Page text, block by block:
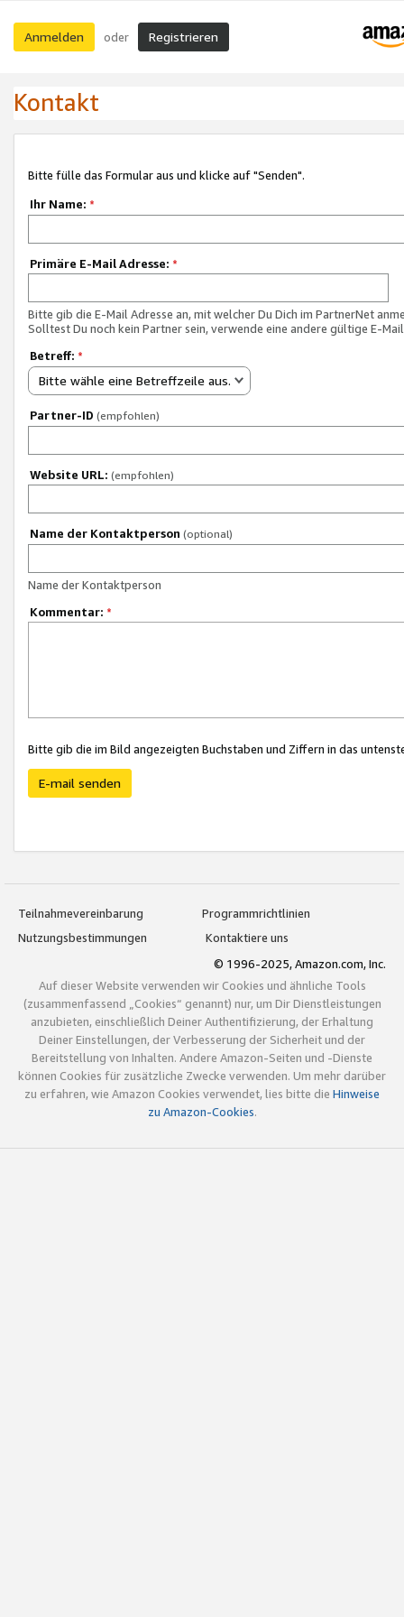
Anmelden oder Registrieren
Kontakt
Bitte fülle das Formular aus und klicke auf "Senden".
Ihr Name: *
Primäre E-Mail Adresse: *
Bitte gib die E-Mail Adresse an, mit welcher Du Dich im PartnerNet
Solltest Du noch kein Partner sein, verwende eine andere gültige E-
Betreff: *
Bitte wähle eine Betreffzeile aus.
Partner-ID (empfohlen)
Website URL: (empfohlen)
Name der Kontaktperson (optional)
Name der Kontaktperson
Kommentar: *
Bitte gib die im Bild angezeigten Buchstaben und Ziffern in das
E-mail senden
Teilnahmevereinbarung
Programmrichtlinien
Nutzungsbestimmungen
Kontaktiere uns
© 1996-2025, Amazon.com, Inc.
Auf dieser Website verwenden wir Cookies und ähnliche Tools
(zusammenfassend „Cookies“ genannt) nur, um Dir Dienstleistungen
anzubieten, einschließlich Deiner Authentifizierung, der Erhaltung
Deiner Einstellungen, der Verbesserung der Sicherheit und der
Bereitstellung von Inhalten. Andere Amazon-Seiten und -Dienste
können Cookies für zusätzliche Zwecke verwenden. Um mehr darüber
zu erfahren, wie Amazon Cookies verwendet, lies bitte die Hinweise
zu Amazon-Cookies.